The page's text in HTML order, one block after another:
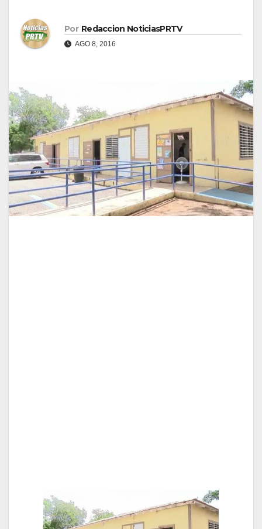
Por Redaccion NoticiasPRTV
AGO 8, 2016